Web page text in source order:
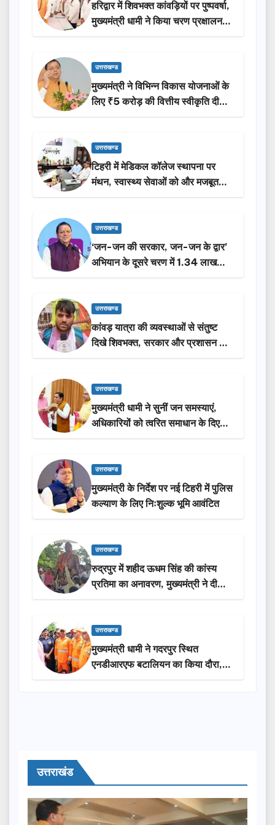
हरिद्वार में शिवभक्त कांवड़ियों पर पुष्पवर्षा,
मुख्यमंत्री धामी ने किया चरण प्रक्षालन…
उत्तराखण्ड
मुख्यमंत्री ने विभिन्न विकास योजनाओं के
लिए ₹5 करोड़ की वित्तीय स्वीकृति दी…
उत्तराखण्ड
टिहरी में मेडिकल कॉलेज स्थापना पर
मंथन, स्वास्थ्य सेवाओं को और मजबूत
करेगी सरकार: मुख्यमंत्री धामी…
उत्तराखण्ड
‘जन-जन की सरकार, जन-जन के द्वार’
अभियान के दूसरे चरण में 1.34 लाख
लोगों की भागीदारी…
उत्तराखण्ड
कांवड़ यात्रा की व्यवस्थाओं से संतुष्ट
दिखे शिवभक्त, सरकार और प्रशासन की
सराहना…
उत्तराखण्ड
मुख्यमंत्री धामी ने सुनीं जन समस्याएं,
अधिकारियों को त्वरित समाधान के दिए
निर्देश
उत्तराखण्ड
मुख्यमंत्री के निर्देश पर नई टिहरी में पुलिस
कल्याण के लिए निःशुल्क भूमि आवंटित
उत्तराखण्ड
रुद्रपुर में शहीद ऊधम सिंह की कांस्य
प्रतिमा का अनावरण, मुख्यमंत्री ने दी
₹3.85 करोड़ की विकास परियोजनाओं
उत्तराखण्ड
मुख्यमंत्री धामी ने गदरपुर स्थित
एनडीआरएफ बटालियन का किया दौरा,
आपदा प्रबंधन तैयारियों का लिया जायजा
उत्तराखंड